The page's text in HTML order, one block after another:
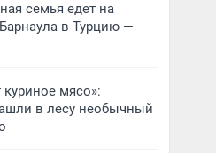
семья едет на
в Турцию —
мясо»:
в лесу необычный